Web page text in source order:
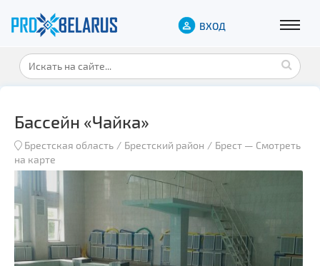
ВХОД
Бассейн «Чайка»
Брестская область Брестский район Брест — Смотреть
на карте